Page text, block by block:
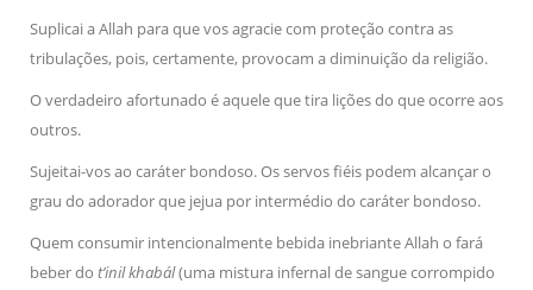
Suplicai a Allah para que vos agracie com proteção contra as
tribulações, pois, certamente, provocam a diminuição da religião.
O verdadeiro afortunado é aquele que tira lições do que ocorre aos
outros.
Sujeitai-vos ao caráter bondoso. Os servos fiéis podem alcançar o
grau do adorador que jejua por intermédio do caráter bondoso.
Quem consumir intencionalmente bebida inebriante Allah o fará
beber do t’inil khabál(uma mistura infernal de sangue corrompido